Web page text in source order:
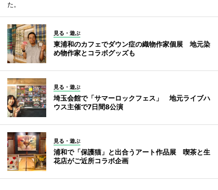
た。
見る・遊ぶ
東浦和のカフェでダウン症の織物作家個展 地元染
め物作家とコラボグッズも
見る・遊ぶ
埼玉会館で「サマーロックフェス」 地元ライブハ
ウス主催で7日間8公演
見る・遊ぶ
浦和で「保護猫」と出合うアート作品展 喫茶と生
花店がご近所コラボ企画